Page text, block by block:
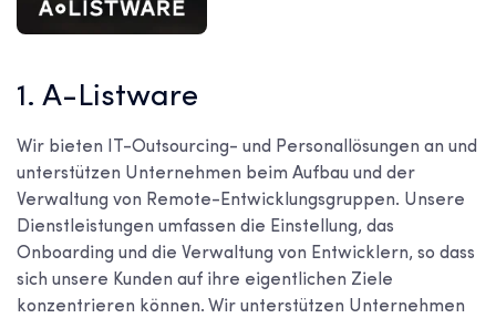
1. A-Listware
Wir bieten IT-Outsourcing- und Personallösungen an und
unterstützen Unternehmen beim Aufbau und der
Verwaltung von Remote-Entwicklungsgruppen. Unsere
Dienstleistungen umfassen die Einstellung, das
Onboarding und die Verwaltung von Entwicklern, so dass
sich unsere Kunden auf ihre eigentlichen Ziele
konzentrieren können. Wir unterstützen Unternehmen